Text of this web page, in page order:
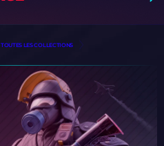
TOUTES LES COLLECTIONS